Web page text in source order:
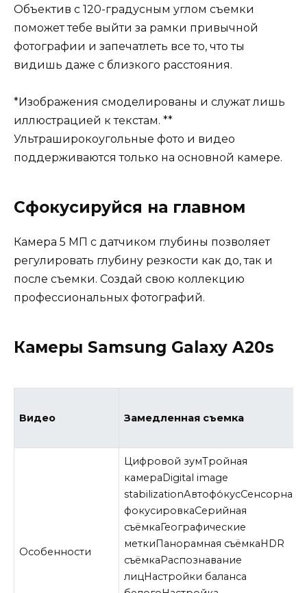
Объектив с 120-градусным углом съемки
поможет тебе выйти за рамки привычной
фотографии и запечатлеть все то, что ты
видишь даже с близкого расстояния.
*Изображения смоделированы и служат лишь
иллюстрацией к текстам. **
Ультраширокоугольные фото и видео
поддерживаются только на основной камере.
Сфокусируйся на главном
Камера 5 МП с датчиком глубины позволяет
регулировать глубину резкости как до, так и
после съемки. Создай свою коллекцию
профессиональных фотографий.
Камеры Samsung Galaxy A20s
Видео Замедленная съемка
Особенности
Цифровой зумТройная
камераDigital image
stabilizationАвтофо́кусСенсорная
фокусировкаСерийная
съёмкаГеографические
меткиПанорамная съёмкаHDR
съёмкаРаспознавание
лицНастройки баланса